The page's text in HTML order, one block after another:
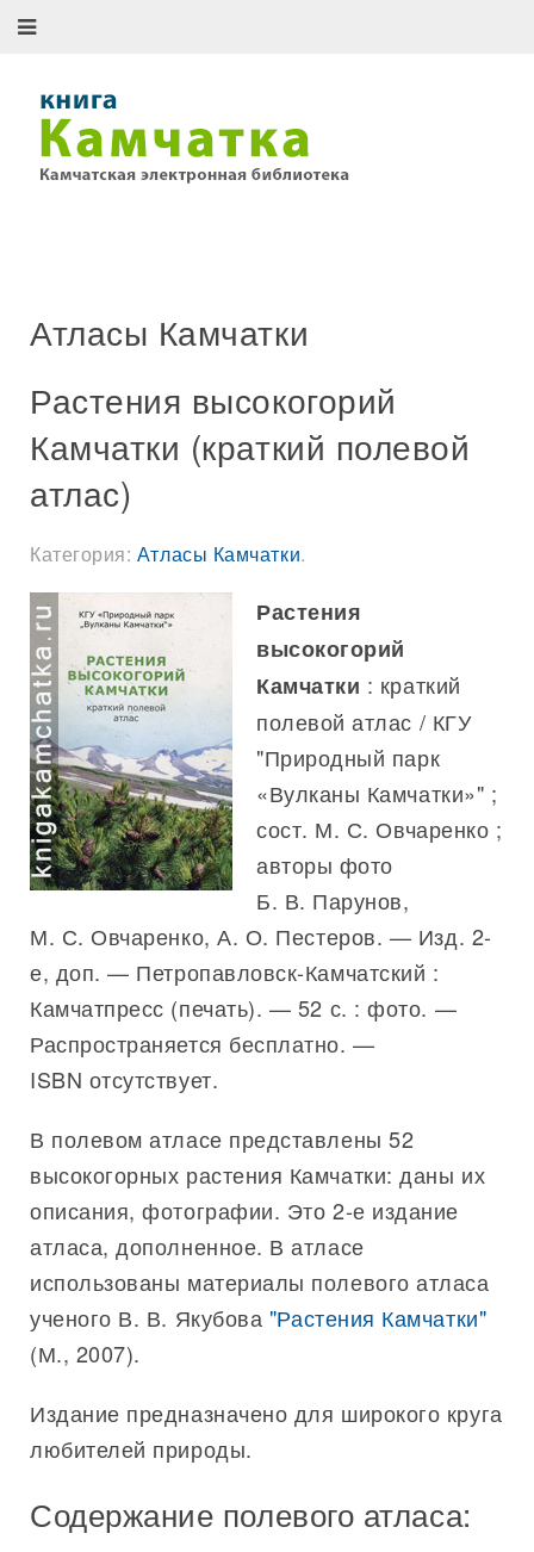
Атласы Камчатки
Растения высокогорий
Камчатки (краткий полевой
атлас)
Категория: Атласы Камчатки.
Растения
высокогорий
Камчатки : краткий
полевой атлас / КГУ
"Природный парк
«Вулканы Камчатки»" ;
сост. М. С. Овчаренко ;
авторы фото
Б. В. Парунов,
М. С. Овчаренко, А. О. Пестеров. — Изд. 2-
е, доп. — Петропавловск-Камчатский :
Камчатпресс (печать). — 52 с. : фото. —
Распространяется бесплатно. —
ISBN отсутствует.
В полевом атласе представлены 52
высокогорных растения Камчатки: даны их
описания, фотографии. Это 2-е издание
атласа, дополненное. В атласе
использованы материалы полевого атласа
ученого В. В. Якубова "Растения Камчатки"
(М., 2007).
Издание предназначено для широкого круга
любителей природы.
Содержание полевого атласа: